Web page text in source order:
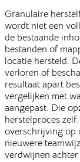
Granulaire
wordt niet een
de bestaande
bestanden of
locatie hersteld.
verloren of
resultaat apart
vergelijken met
aangepast. Die
herstelproces
overschrijving op
nieuwere
verdwijnen achter